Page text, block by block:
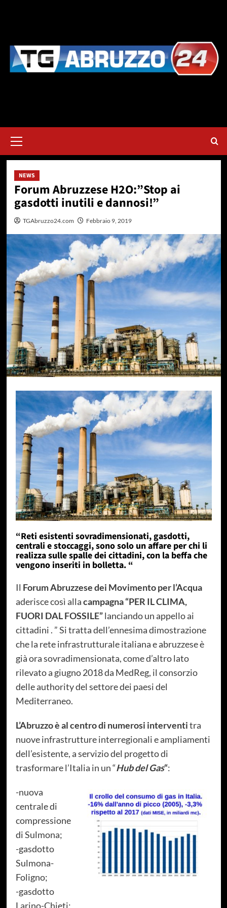
principale
NEWS
Forum Abruzzese H2O:”Stop ai
gasdotti inutili e dannosi!”
TGAbruzzo24.com Febbraio 9, 2019
“Reti esistenti sovradimensionati, gasdotti,
centrali e stoccaggi, sono solo un affare per chi li
realizza sulle spalle dei cittadini, con la beffa che
vengono inseriti in bolletta. “
Il Forum Abruzzese dei Movimento per l’Acqua
aderisce così allacampagna “PER IL CLIMA,
FUORI DAL FOSSILE”lanciando un appello ai
cittadini . ” Si tratta dell’ennesima dimostrazione
che la rete infrastrutturale italiana e abruzzese è
già ora sovradimensionata, come d’altro lato
rilevato a giugno 2018 da MedReg, il consorzio
delle authority del settore dei paesi del
Mediterraneo.
L’Abruzzo è al centro di numerosi interventitra
nuove infrastrutture interregionali e ampliamenti
dell’esistente, a servizio del progetto di
trasformare l’Italia in un “Hub del Gas“:
-nuova
centrale di
compressione
di Sulmona;
-gasdotto
Sulmona-
Foligno;
-gasdotto
Larino-Chieti;